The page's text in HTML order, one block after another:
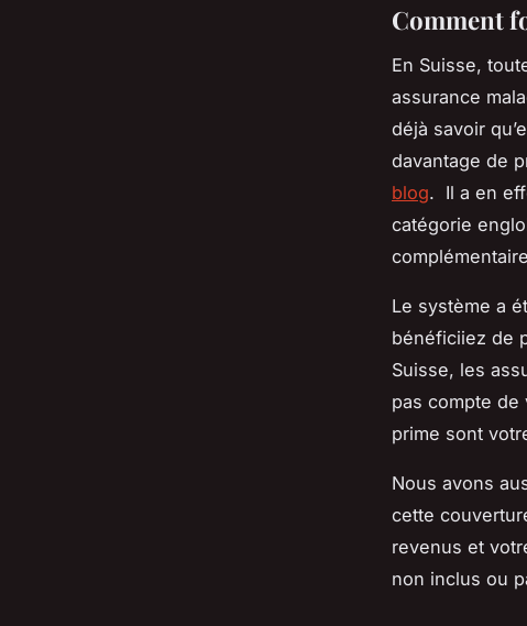
Comment
En Suisse,
assurance
déjà savoir
davantage de
blog. Il a en
catégorie
Le système a
bénéficiiez de
Suisse, les
pas compte
prime sont
Nous avons
cette
revenus et
non inclus ou